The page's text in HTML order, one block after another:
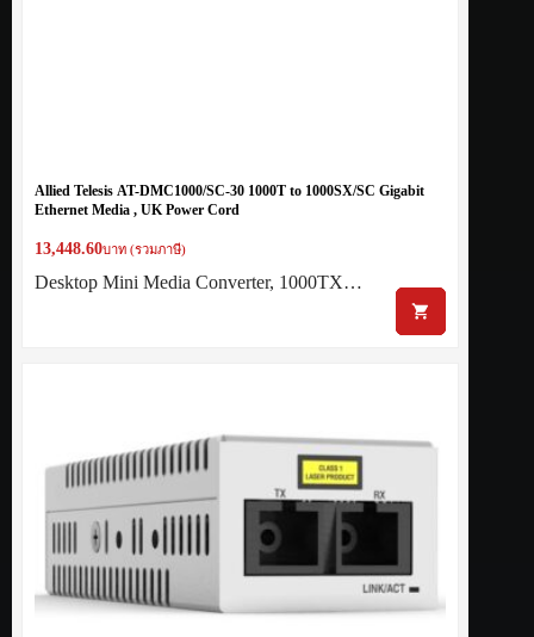
Allied Telesis AT-DMC1000/SC-30 1000T to 1000SX/SC Gigabit
Ethernet Media , UK Power Cord
13,448.60บาท (รวมภาษี)
Desktop Mini Media Converter, 1000TX…